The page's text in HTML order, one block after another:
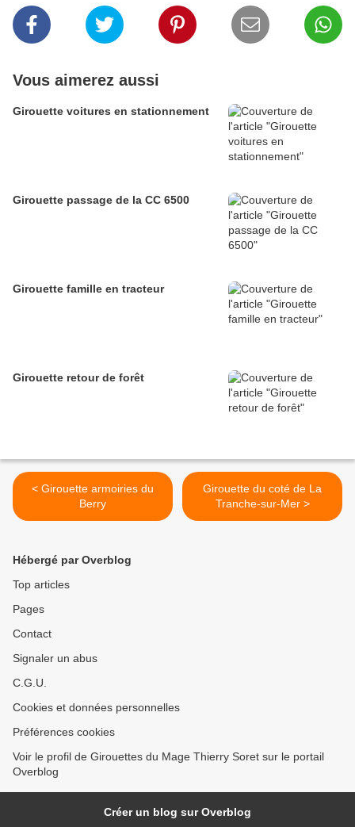
Vous aimerez aussi
Girouette voitures en stationnement
Girouette passage de la CC 6500
Girouette famille en tracteur
Girouette retour de forêt
< Girouette armoiries du
Berry
Girouette du coté de La
Tranche-sur-Mer >
Hébergé par Overblog
Top articles
Pages
Contact
Signaler un abus
C.G.U.
Cookies et données personnelles
Préférences cookies
Voir le profil de Girouettes du Mage Thierry Soret sur le portail
Overblog
Créer un blog sur Overblog